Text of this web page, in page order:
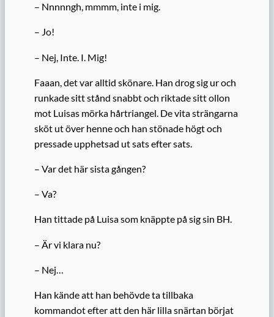
– Nnnnngh, mmmm, inte i mig.
– Jo!
– Nej, Inte. I. Mig!
Faaan, det var alltid skönare. Han drog sig ur och
runkade sitt stånd snabbt och riktade sitt ollon
mot Luisas mörka hårtriangel. De vita strängarna
sköt ut över henne och han stönade högt och
pressade upphetsad ut sats efter sats.
– Var det här sista gången?
– Va?
Han tittade på Luisa som knäppte på sig sin BH.
– Är vi klara nu?
– Nej…
Han kände att han behövde ta tillbaka
kommandot efter att den här lilla snärtan börjat